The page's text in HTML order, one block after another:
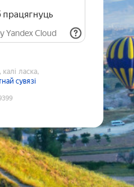
працягнуць
Yandex Cloud
ласка,
сувязі